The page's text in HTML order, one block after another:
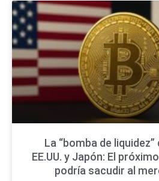
La “bomba de
EE.UU. y Japón: El
podría sacudir al